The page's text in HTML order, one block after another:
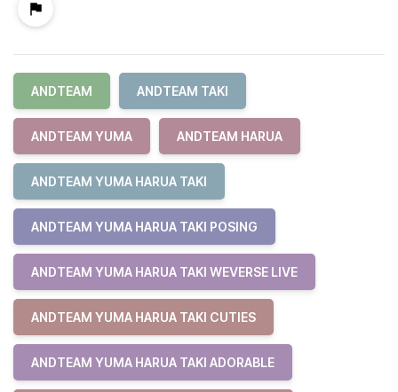
ANDTEAM ANDTEAM TAKI
ANDTEAM YUMA ANDTEAM HARUA
ANDTEAM YUMA HARUA TAKI
ANDTEAM YUMA HARUA TAKI POSING
ANDTEAM YUMA HARUA TAKI WEVERSE LIVE
ANDTEAM YUMA HARUA TAKI CUTIES
ANDTEAM YUMA HARUA TAKI ADORABLE